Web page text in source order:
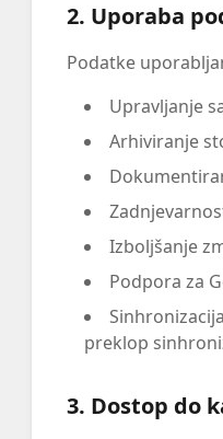
2. Uporaba
Podatke
Upravljanje
Arhiviranje
Izboljšanje
Podpora za
preklop
3. Dostop do